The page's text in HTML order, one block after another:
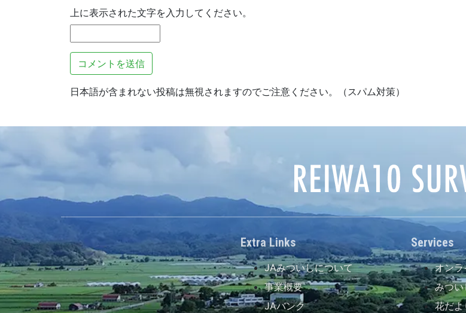
上に表示された文字を入力してください。
日本語が含まれない投稿は無視されますのでご注意ください。（スパム対策）
Extra Links
JAみついしについて
事業概要
JAバンク
Services
オン
みつい
花だよ